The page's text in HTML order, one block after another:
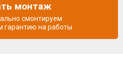
монтаж
смонтируем
гарантию на работы